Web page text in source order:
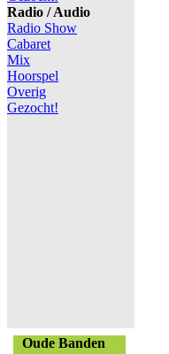
Radio / Audio
Radio Show
Cabaret
Mix
Hoorspel
Overig
Gezocht!
Oude Banden